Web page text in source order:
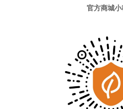
官方商城小